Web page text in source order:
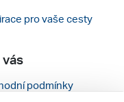
pro vaše cesty
podmínky